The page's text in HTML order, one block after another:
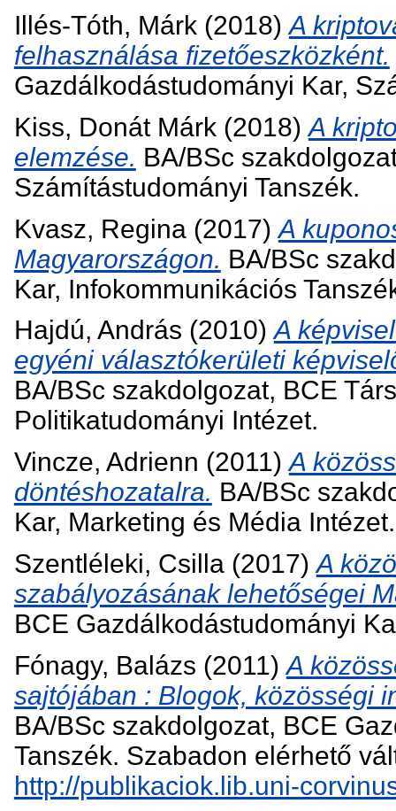
Illés-Tóth, Márk(2018)A
felhasználása fizetőeszközként.
Gazdálkodástudományi Kar,
Kiss, Donát Márk(2018)A
elemzése. BA/BSc
Számítástudományi Tanszék.
Kvasz, Regina (2017) A
Magyarországon. BA/BSc
Kar, Infokommunikációs
Hajdú, András (2010)A
egyéni választókerületi
BA/BSc szakdolgozat, BCE
Politikatudományi Intézet.
Vincze, Adrienn (2011)A
döntéshozatalra. BA/BSc
Kar, Marketing és Média Intézet.
Szentléleki, Csilla(2017)A
szabályozásának lehetőségei
BCE Gazdálkodástudományi
Fónagy, Balázs (2011)A
sajtójában : Blogok, közösségi
BA/BSc szakdolgozat, BCE
Tanszék. Szabadon elérhető
http://publikaciok.lib.uni-